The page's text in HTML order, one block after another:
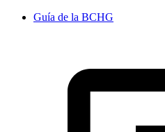
Guía de la BCHG